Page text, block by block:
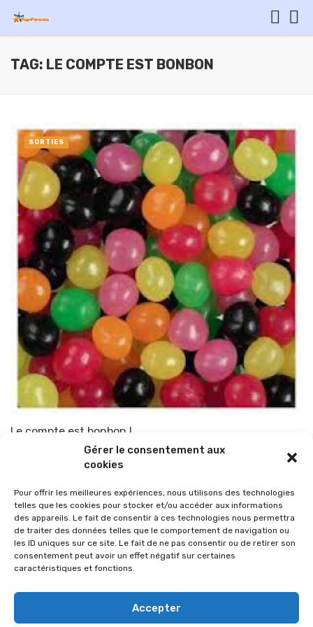
Gérer le consentement aux
cookies
Pour offrir les meilleures expériences, nous utilisons des technologies
telles que les cookies pour stocker et/ou accéder aux informations
des appareils. Le fait de consentir à ces technologies nous permettra
de traiter des données telles que le comportement de navigation ou
les ID uniques sur ce site. Le fait de ne pas consentir ou de retirer son
consentement peut avoir un effet négatif sur certaines
caractéristiques et fonctions.
Accepter
TAG: LE COMPTE EST BONBON
Le compte est bonbon !
TOP-PARENTS 26 septembre 2012
SORTIES